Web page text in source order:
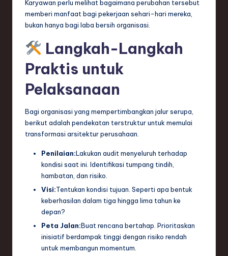
Karyawan perlu melihat bagaimana perubahan tersebut
memberi manfaat bagi pekerjaan sehari-hari mereka,
bukan hanya bagi laba bersih organisasi.
Langkah-Langkah
Praktis untuk
Pelaksanaan
Bagi organisasi yang mempertimbangkan jalur serupa,
berikut adalah pendekatan terstruktur untuk memulai
transformasi arsitektur perusahaan.
Penilaian:Lakukan audit menyeluruh terhadap
kondisi saat ini. Identifikasi tumpang tindih,
hambatan, dan risiko.
Visi:Tentukan kondisi tujuan. Seperti apa bentuk
keberhasilan dalam tiga hingga lima tahun ke
depan?
Peta Jalan:Buat rencana bertahap. Prioritaskan
inisiatif berdampak tinggi dengan risiko rendah
untuk membangun momentum.